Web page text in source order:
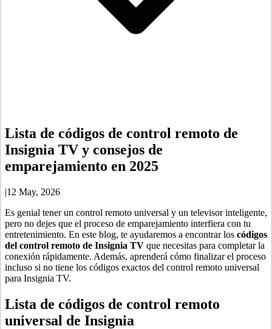
Lista de códigos de control remoto de
Insignia TV y consejos de
emparejamiento en 2025
|12 May, 2026
Es genial tener un control remoto universal y un televisor inteligente,
pero no dejes que el proceso de emparejamiento interfiera con tu
entretenimiento. En este blog, te ayudaremos a encontrar los códigos
del control remoto de Insignia TV que necesitas para completar la
conexión rápidamente. Además, aprenderá cómo finalizar el proceso
incluso si no tiene los códigos exactos del control remoto universal
para Insignia TV.
Lista de códigos de control remoto
universal de Insignia